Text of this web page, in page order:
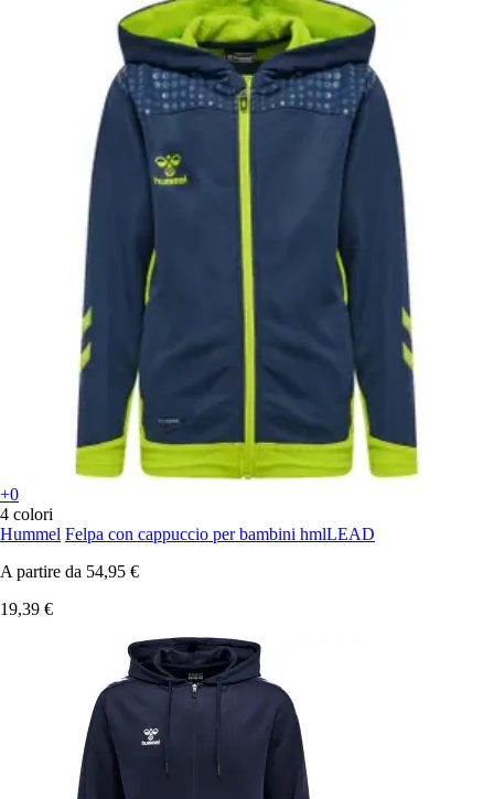
+0
4 colori
Hummel Felpa con cappuccio per bambini hmlLEAD
A partire da 54,95 €
19,39 €